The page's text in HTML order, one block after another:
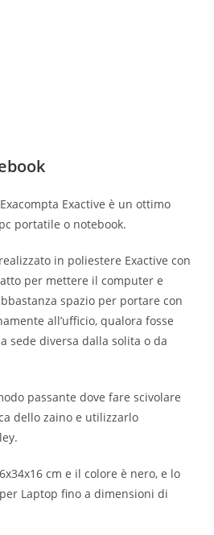
Exacompta Exactive è un ottimo
portatile o notebook.
in poliestere Exactive con
per mettere il computer e
spazio per portare con
all’ufficio, qualora fosse
sede diversa dalla solita o da
passante dove fare scivolare
dello zaino e utilizzarlo
cm e il colore è nero, e lo
Laptop fino a dimensioni di